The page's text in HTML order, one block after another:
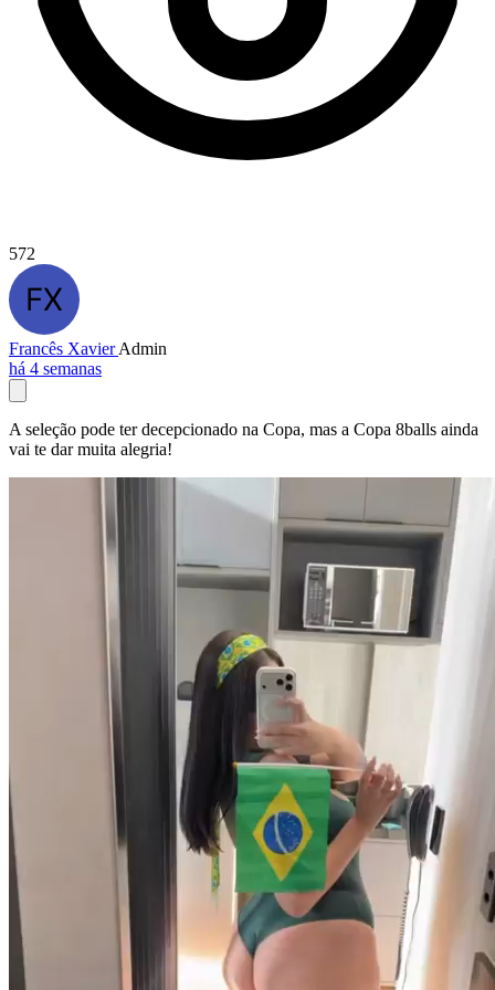
572
Francês XavierAdmin
há 4 semanas
A seleção pode ter decepcionado na Copa, mas a Copa 8balls ainda
vai te dar muita alegria!